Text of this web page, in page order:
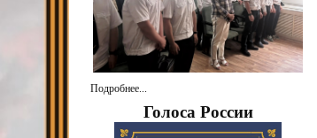
Подробнее...
Голоса России